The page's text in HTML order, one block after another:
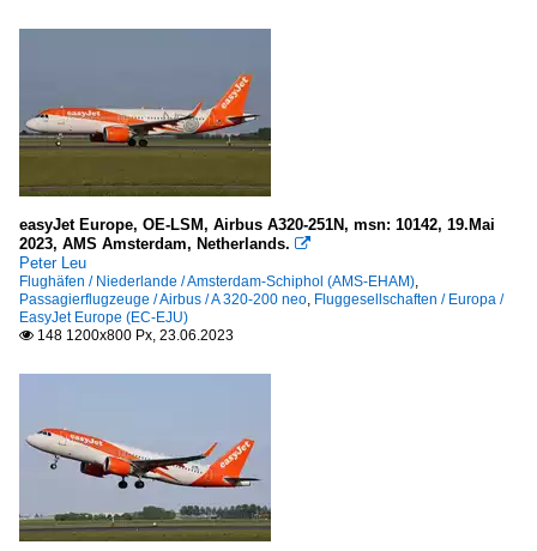
easyJet Europe, OE-LSM, Airbus A320-251N, msn: 10142, 19.Mai
2023, AMS Amsterdam, Netherlands. 
Peter Leu
Flughäfen / Niederlande / Amsterdam-Schiphol (AMS-EHAM),
Passagierflugzeuge / Airbus / A 320-200 neo, Fluggesellschaften / Europa /
EasyJet Europe (EC-EJU)
 148 1200x800 Px, 23.06.2023